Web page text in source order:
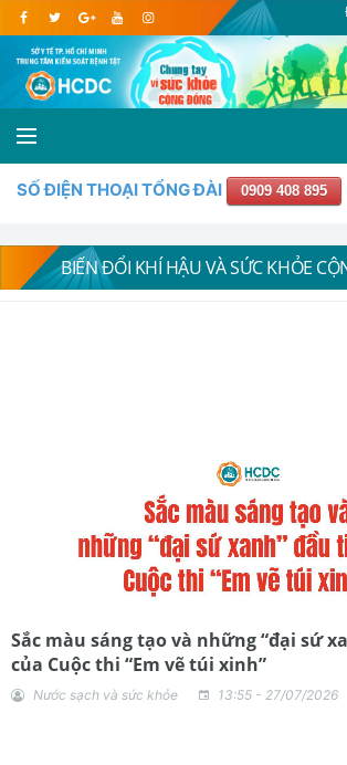
SỐ ĐIỆN THOẠI TỔNG ĐÀI 0909 408 895
BIẾN ĐỔI KHÍ HẬU VÀ SỨC KHỎE
Sắc màu sáng tạo và những “đại sứ
của Cuộc thi “Em vẽ túi xinh”
Nước sạch và sức khỏe 13:55 - 27/07/2026